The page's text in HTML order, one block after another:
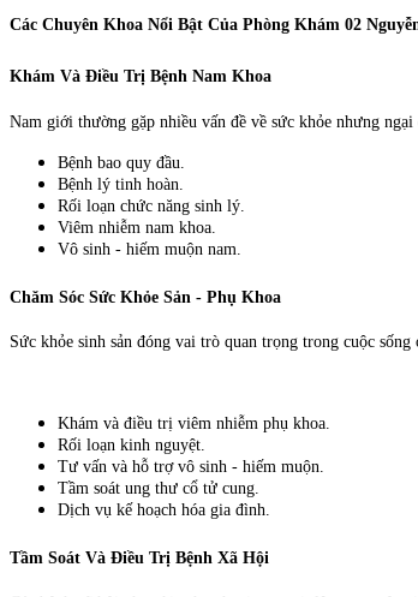
Các Chuyên Khoa Nổi Bật Của Phòng Khám 02
Khám Và Điều Trị Bệnh Nam Khoa
Nam giới thường gặp nhiều vấn đề về sức khỏe nhưng
Bệnh bao quy đầu.
Bệnh lý tinh hoàn.
Rối loạn chức năng sinh lý.
Viêm nhiễm nam khoa.
Vô sinh - hiếm muộn nam.
Chăm Sóc Sức Khỏe Sản - Phụ Khoa
Sức khỏe sinh sản đóng vai trò quan trọng trong cuộc sống
Khám và điều trị viêm nhiễm phụ khoa.
Rối loạn kinh nguyệt.
Tư vấn và hỗ trợ vô sinh - hiếm muộn.
Tầm soát ung thư cổ tử cung.
Dịch vụ kế hoạch hóa gia đình.
Tầm Soát Và Điều Trị Bệnh Xã Hội